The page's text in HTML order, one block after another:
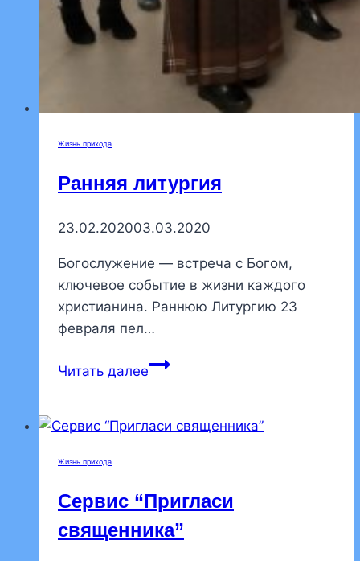
Жизнь прихода
Ранняя литургия
23.02.202003.03.2020
Богослужение — встреча с Богом,
ключевое событие в жизни каждого
христианина. Раннюю Литургию 23
февраля пел…
Читать далееРанняя
Жизнь прихода
Сервис “Пригласи
священника”